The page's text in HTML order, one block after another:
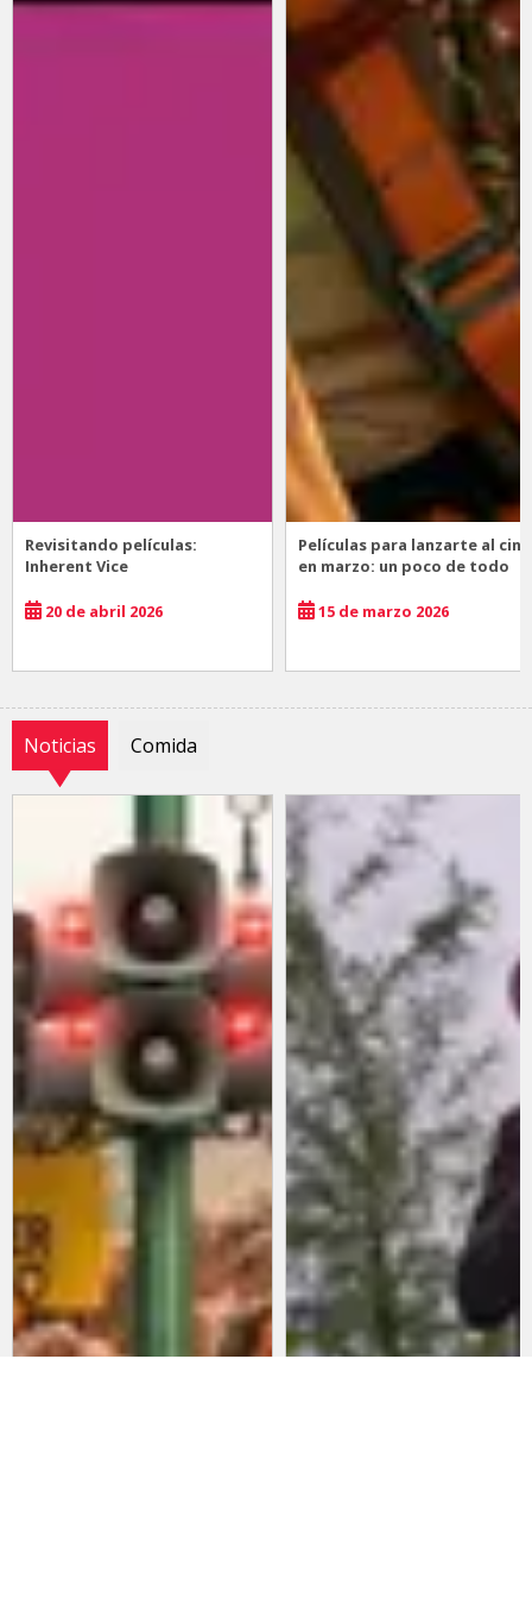
Revisitando películas:
Inherent Vice
20 de abril 2026
Películas para lanzarte al cine
en marzo: un poco de todo
15 de marzo 2026
Noticias Comida